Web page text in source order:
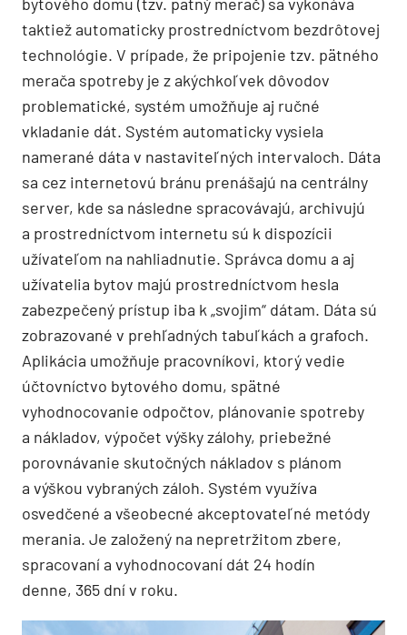
taktiež automaticky prostredníctvom bezdrôtovej
technológie. V prípade, že pripojenie tzv. pätného
merača spotreby je z akýchkoľvek dôvodov
problematické, systém umožňuje aj ručné
vkladanie dát. Systém automaticky vysiela
namerané dáta v nastaviteľných intervaloch. Dáta
sa cez internetovú bránu prenášajú na centrálny
server, kde sa následne spracovávajú, archivujú
a prostredníctvom internetu sú k dispozícii
užívateľom na nahliadnutie. Správca domu a aj
užívatelia bytov majú prostredníctvom hesla
zabezpečený prístup iba k „svojim“ dátam. Dáta sú
zobrazované v prehľadných tabuľkách a grafoch.
Aplikácia umožňuje pracovníkovi, ktorý vedie
účtovníctvo bytového domu, spätné
vyhodnocovanie odpočtov, plánovanie spotreby
a nákladov, výpočet výšky zálohy, priebežné
porovnávanie skutočných nákladov s plánom
a výškou vybraných záloh. Systém využíva
osvedčené a všeobecné akceptovateľné metódy
merania. Je založený na nepretržitom zbere,
spracovaní a vyhodnocovaní dát 24 hodín
denne, 365 dní v roku.